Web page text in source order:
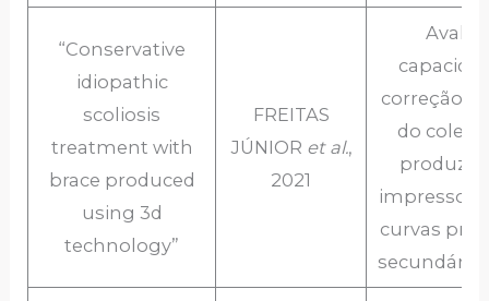
“Conservative
idiopathic
scoliosis
treatment with
brace produced
using 3d
technology”
FREITAS
JÚNIOR et al.,
2021
correção
do colete
impressora
curvas